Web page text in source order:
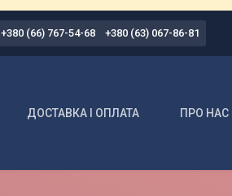
+380 (66) 767-54-68 +380 (63) 067-86-81
ДОСТАВКА І ОПЛАТА ПРО НАС